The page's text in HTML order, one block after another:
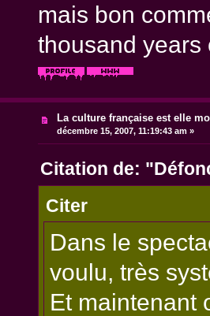
mais bon
thousand years
La culture française est elle
décembre 15, 2007, 11:19:43 am »
Citation de:
Citer
Dans le
voulu, très
Et maintenant